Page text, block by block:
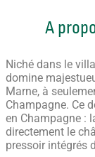
A
Niché dans le
domine
Marne, à
Champagne. Ce
en Champagne :
directement le
pressoir intégrés